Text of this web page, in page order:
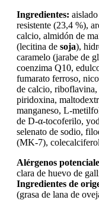
Ingredientes:
resistente (23,4 %),
calcio, almidón de
(lecitina de soja),
caramelo (jarabe de
coenzima Q10,
fumarato ferroso,
de calcio,
piridoxina,
manganeso, L-
de D-α-tocoferilo,
selenato de sodio,
(MK-7),
Alérgenos
clara de huevo de
Ingredientes de
(grasa de lana de